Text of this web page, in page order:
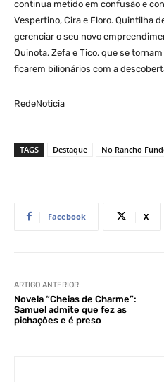
continua metido em confusão e
Vespertino, Cira e Floro. Quintilha
gerenciar o seu novo
Quinota, Zefa e Tico, que se
ficarem bilionários com a
RedeNoticia
TAGS Destaque No Rancho
Facebook X
ARTIGO ANTERIOR
Novela “Cheias de Charme”:
Samuel admite que fez as
pichações e é preso